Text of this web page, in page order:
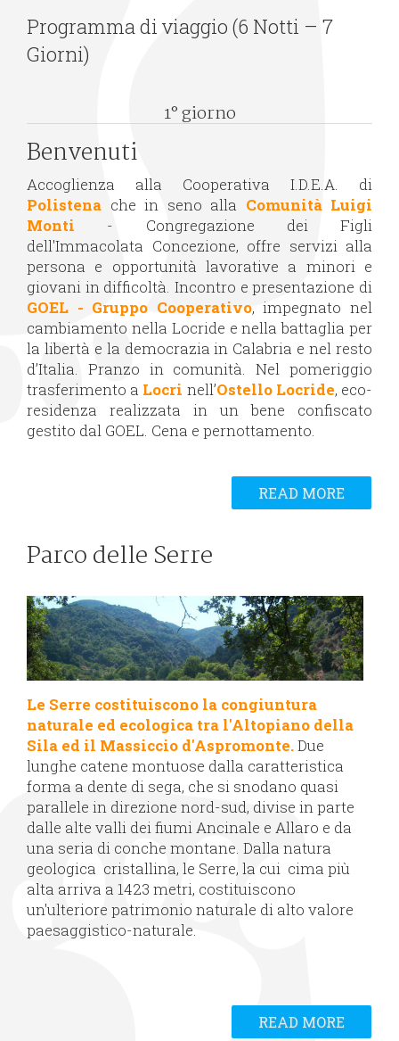
Programma di viaggio (6 Notti – 7
Giorni)
1° giorno
Benvenuti
Accoglienza alla Cooperativa I.D.E.A. di
Polistena che in seno alla Comunità Luigi
Monti - Congregazione dei Figli
dell'Immacolata Concezione, offre servizi alla
persona e opportunità lavorative a minori e
giovani in difficoltà. Incontro e presentazione di
GOEL - Gruppo Cooperativo, impegnato nel
cambiamento nella Locride e nella battaglia per
la libertà e la democrazia in Calabria e nel resto
d’Italia. Pranzo in comunità. Nel pomeriggio
trasferimento a Locri nell’Ostello Locride, eco-
residenza realizzata in un bene confiscato
gestito dal GOEL. Cena e pernottamento.
READ MORE
Parco delle Serre
Le Serre costituiscono la congiuntura
naturale ed ecologica tra l'Altopiano della
Sila ed il Massiccio d'Aspromonte.Due
lunghe catene montuose dalla caratteristica
forma a dente di sega, che si snodano quasi
parallele in direzione nord-sud, divise in parte
dalle alte valli dei fiumi Ancinale e Allaro e da
una seria di conche montane. Dalla natura
geologica cristallina, le Serre, la cui cima più
alta arriva a 1423 metri, costituiscono
un'ulteriore patrimonio naturale di alto valore
paesaggistico-naturale.
READ MORE